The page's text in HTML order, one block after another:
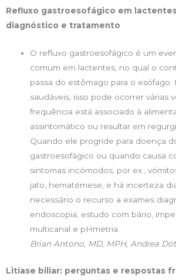
Refluxo gastroesofágico em
diagnóstico e tratamento
O refluxo gastroesofágico é um
comum em lactentes, no qual o
passa do estômago para o esófago.
saudáveis, isso pode ocorrer várias
frequência está associado à
assintomático ou resultar em
Quando ele progride para doença
gastroesofágico ou quando causa
sintomas incómodos, por ex.,
jato, hematémese, e há incerteza
necessário o recurso a exames
endoscopia, estudo com bário,
multicanal e pHmetria.
Brian Antono, MD, MPH, Andrea
Litíase biliar: perguntas e respostas